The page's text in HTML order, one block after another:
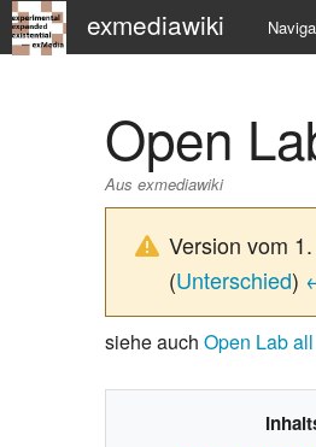
exmediawiki
Open
Aus exmediawiki
Version vom
(Unterschied)
siehe auch Open Lab all